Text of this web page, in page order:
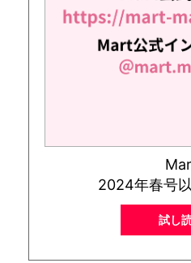
2024年春号
試し